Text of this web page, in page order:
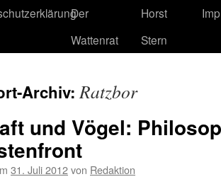
Der
Wattenrat
Horst
Stern
Archiv:Ratzbor
und Vögel:
31. Juli 2012von Redaktion